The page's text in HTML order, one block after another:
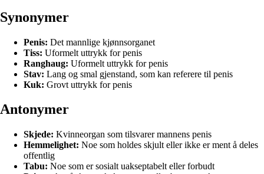
Synonymer
Penis: Det mannlige kjønnsorganet
Tiss: Uformelt uttrykk for penis
Ranghaug: Uformelt uttrykk for penis
Stav: Lang og smal gjenstand, som kan referere til penis
Kuk: Grovt uttrykk for penis
Antonymer
Skjede: Kvinneorgan som tilsvarer mannens penis
Hemmelighet: Noe som holdes skjult eller ikke er ment å deles
offentlig
Tabu: Noe som er sosialt uakseptabelt eller forbudt